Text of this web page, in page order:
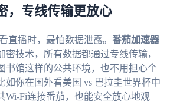
，专线传输更放心
直播时，最怕数据泄露。 番茄加速器
密技术，所有数据都通过专线传输，
书馆这样的公共环境，也不用担心个
如你在国外看美国 vs 巴拉圭世界杯中
Wi-Fi连接番茄，也能安全放心地观